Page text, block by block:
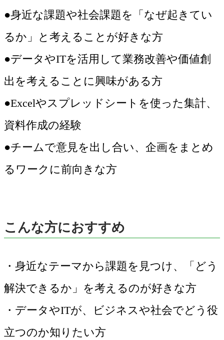
●身近な課題や社会課題を「なぜ起きてい
るか」と考えることが好きな方
●データやITを活用して業務改善や価値創
出を考えることに興味がある方
●Excelやスプレッドシートを使った集計、
資料作成の経験
●チームで意見を出し合い、企画をまとめ
るワークに前向きな方
こんな方におすすめ
・身近なテーマから課題を見つけ、「どう
解決できるか」を考えるのが好きな方
・データやITが、ビジネスや社会でどう役
立つのか知りたい方